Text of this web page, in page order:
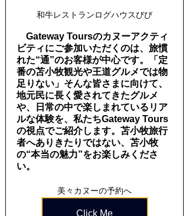
和牛レストランログハウスびび
Gateway Toursのカヌーアクティ
ビティにご参加いただくのは、旅慣
れた“通”のお客様が中心です。「定
番の苫小牧観光や王道グルメでは物
足りない」そんな皆さまに向けて、
地元民に長く愛されてきたグルメ
や、日常の中で楽しまれているリア
ルな体験を、私たちGateway Tours
の視点でご紹介します。苫小牧旅行
者へありきたりではない、苫小牧
の“本当の魅力”をお楽しみくださ
い。
美々カヌーの予約へ
Click Me